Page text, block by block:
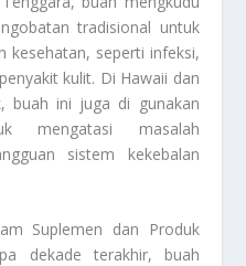
tradisional untuk
kesehatan, seperti infeksi,
kulit. Di Hawaii dan
buah ini juga di gunakan
mengatasi masalah
sistem kekebalan
Suplemen dan Produk
dekade terakhir, buah